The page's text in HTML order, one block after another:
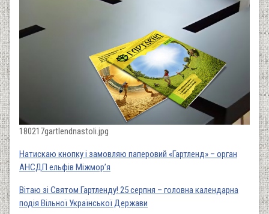
180217gartlendnastoli.jpg
Натискаю кнопку і замовляю паперовий «Гартленд» – орган
АНСДП ельфів Міжмор’я
Вітаю зі Святом Гартленду! 25 серпня – головна календарна
подія Вільної Української Держави